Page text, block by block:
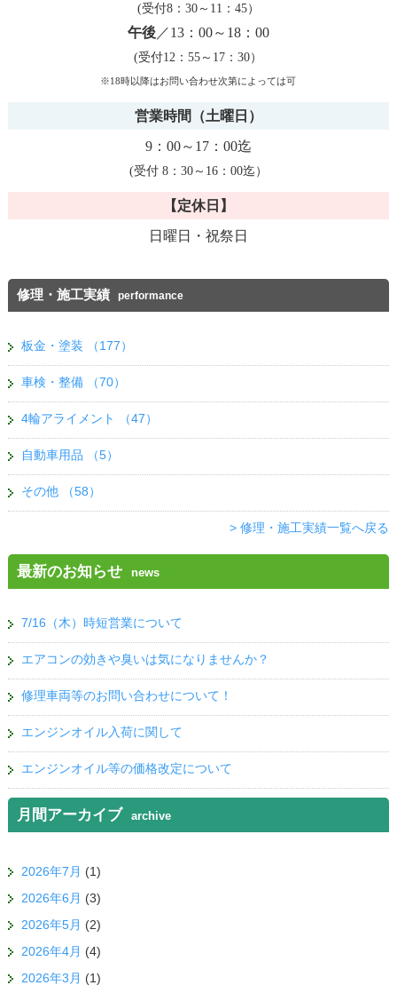
(受付8：30～11：45）
午後／13：00～18：00
(受付12：55～17：30）
※18時以降はお問い合わせ次第によっては可
営業時間（土曜日）
9：00～17：00迄
(受付 8：30～16：00迄）
【定休日】
日曜日・祝祭日
修理・施工実績 performance
板金・塗装 （177）
車検・整備 （70）
4輪アライメント （47）
自動車用品 （5）
その他 （58）
> 修理・施工実績一覧へ戻る
最新のお知らせ news
7/16（木）時短営業について
エアコンの効きや臭いは気になりませんか？
修理車両等のお問い合わせについて！
エンジンオイル入荷に関して
エンジンオイル等の価格改定について
月間アーカイブ archive
2026年7月 (1)
2026年6月 (3)
2026年5月 (2)
2026年4月 (4)
2026年3月 (1)